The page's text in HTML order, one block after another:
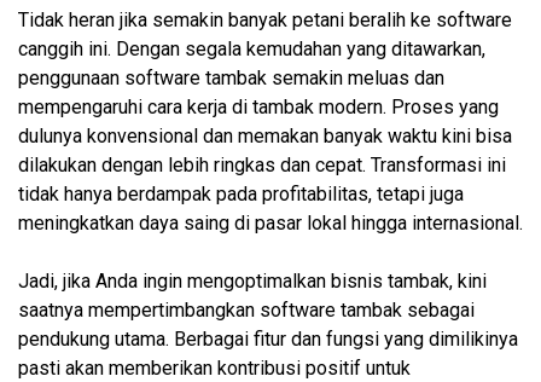
Tidak heran jika semakin banyak petani beralih ke software
canggih ini. Dengan segala kemudahan yang ditawarkan,
penggunaan software tambak semakin meluas dan
mempengaruhi cara kerja di tambak modern. Proses yang
dulunya konvensional dan memakan banyak waktu kini bisa
dilakukan dengan lebih ringkas dan cepat. Transformasi ini
tidak hanya berdampak pada profitabilitas, tetapi juga
meningkatkan daya saing di pasar lokal hingga internasional.
Jadi, jika Anda ingin mengoptimalkan bisnis tambak, kini
saatnya mempertimbangkan software tambak sebagai
pendukung utama. Berbagai fitur dan fungsi yang dimilikinya
pasti akan memberikan kontribusi positif untuk